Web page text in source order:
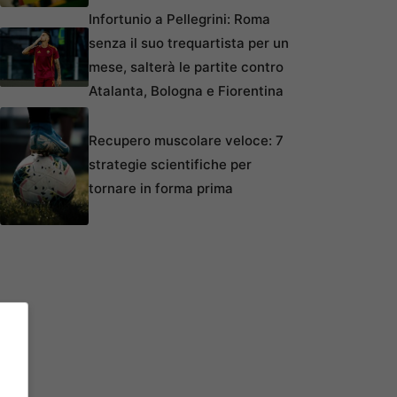
Infortunio a Pellegrini: Roma
senza il suo trequartista per un
mese, salterà le partite contro
Atalanta, Bologna e Fiorentina
Recupero muscolare veloce: 7
strategie scientifiche per
tornare in forma prima